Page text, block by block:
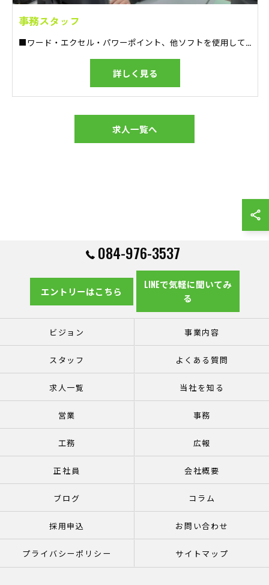
事務スタッフ
■ワード・エクセル・パワーポイント、他ソフトを使用して資料作成・データ入力業務 ■接客対応サポート(事務所・モデルハウス) ■営業、工務、広報の補助業務
詳しく見る
求人一覧へ
084-976-3537
エントリーはこちら
LINEで気軽に聞いてみ
る
ビジョン 事業内容
スタッフ よくある質問
求人一覧 当社を知る
営業 事務
工務 広報
正社員 会社概要
ブログ コラム
採用申込 お問い合わせ
プライバシーポリシー サイトマップ